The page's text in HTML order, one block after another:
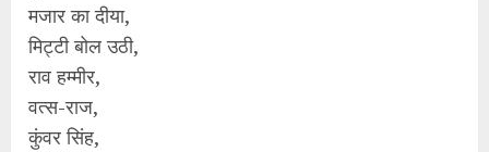
मजार का दीया,
मिट्टी बोल उठी,
राव हम्मीर,
वत्स-राज,
कुंवर सिंह,